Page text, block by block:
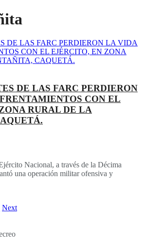
DE LAS FARC PERDIERON
CON EL
RURAL DE LA
Nacional, a través de la Décima
una operación militar ofensiva y
Next